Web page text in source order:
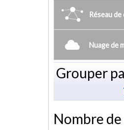
Réseau
Nuage de
Grouper
Nombre